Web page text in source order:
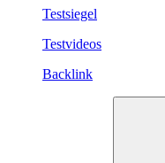
Testsiegel
Testvideos
Backlink